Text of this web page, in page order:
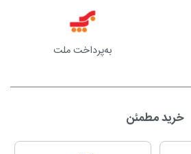
به‌پرداخت ملت
خرید مطمئن